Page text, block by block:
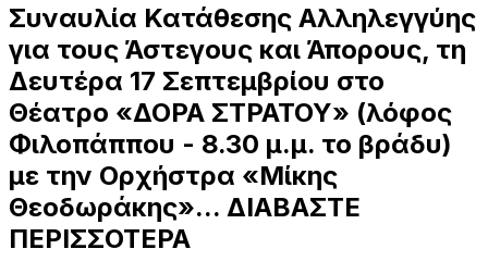
Συναυλία Κατάθεσης Αλληλεγγύης
για τους Άστεγους και Άπορους, τη
Δευτέρα 17 Σεπτεμβρίου στο
Θέατρο «ΔΟΡΑ ΣΤΡΑΤΟΥ» (λόφος
Φιλοπάππου - 8.30 μ.μ. το βράδυ)
με την Ορχήστρα «Μίκης
Θεοδωράκης»... ΔΙΑΒΑΣΤΕ
ΠΕΡΙΣΣΟΤΕΡΑ